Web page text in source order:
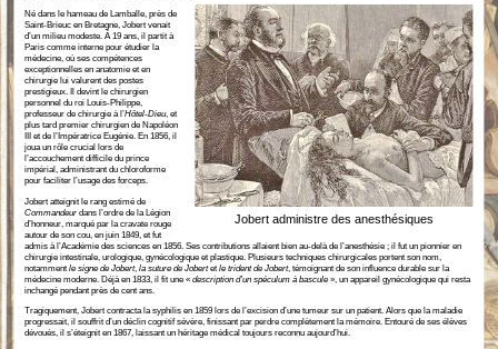
Jobert administre des anesthésiques
Né dans le hameau de Lamballe, près de
Saint-Brieuc en Bretagne, Jobert venait
d’un milieu modeste. À 19 ans, il partit à
Paris comme interne pour étudier la
médecine, où ses compétences
exceptionnelles en anatomie et en
chirurgie lui valurent des postes
prestigieux. Il devint le chirurgien
personnel du roi Louis-Philippe,
professeur de chirurgie à l’Hôtel-Dieu, et
plus tard premier chirurgien de Napoléon
III et de l’Impératrice Eugénie. En 1856, il
joua un rôle crucial lors de
l’accouchement difficile du prince
impérial, administrant du chloroforme
pour faciliter l’usage des forceps.
Jobert atteignit le rang estimé de
Commandeur dans l’ordre de la Légion
d’honneur, marqué par la cravate rouge
autour de son cou, en juin 1849, et fut
admis à l’Académie des sciences en 1856. Ses contributions allaient bien au-delà de l’anesthésie ; il fut un pionnier en
chirurgie intestinale, urologique, gynécologique et plastique. Plusieurs techniques chirurgicales portent son nom,
notammentle signe de Jobert,la suture de Jobertetle trident de Jobert, témoignant de son influence durable sur la
médecine moderne. Déjà en 1833, il fit une «description d’un spéculum à bascule», un appareil gynécologique qui resta
inchangé pendant près de cent ans.
Tragiquement, Jobert contracta la syphilis en 1859 lors de l’excision d’une tumeur sur un patient. Alors que la maladie
progressait, il souffrit d’un déclin cognitif sévère, finissant par perdre complètement la mémoire. Entouré de ses élèves
dévoués, il s’éteignit en 1867, laissant un héritage médical toujours reconnu aujourd’hui.